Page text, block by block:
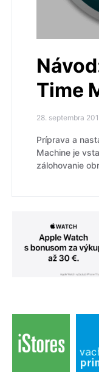
Time
28. septembra
Príprava a
Machine je
zálohovanie